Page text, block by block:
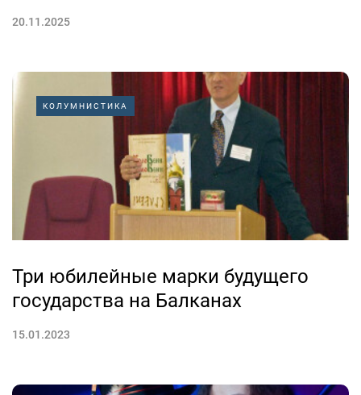
20.11.2025
КОЛУМНИСТИКА
Три юбилейные марки будущего
государства на Балканах
15.01.2023